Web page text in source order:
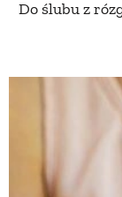
Do ślubu z